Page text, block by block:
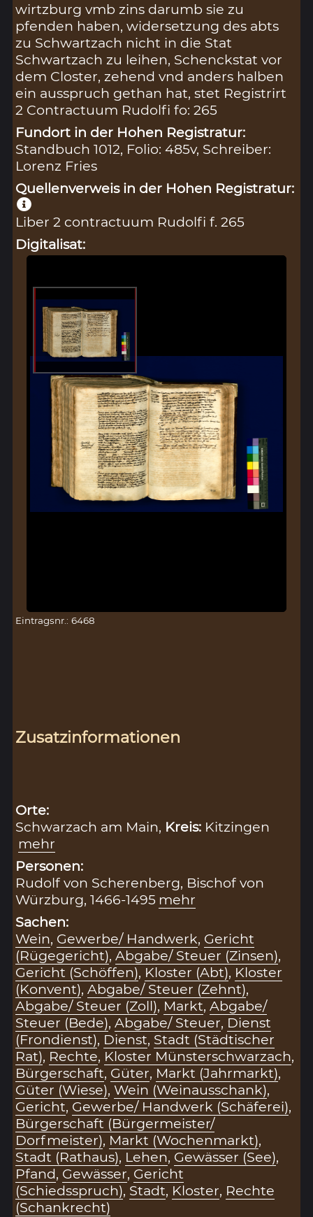
wirtzburg vmb zins darumb sie zu
pfenden haben, widersetzung des abts
zu Schwartzach nicht in die Stat
Schwartzach zu leihen, Schenckstat vor
dem Closter, zehend vnd anders halben
ein ausspruch gethan hat, stet Registrirt
2 Contractuum Rudolfi fo: 265
Fundort in der Hohen Registratur:
Standbuch 1012, Folio: 485v, Schreiber:
Lorenz Fries
Quellenverweis in der Hohen Registratur:
Liber 2 contractuum Rudolfi f. 265
Digitalisat:
Eintragsnr.: 6468
Zusatzinformationen
Orte:
Schwarzach am Main, Kreis: Kitzingen
mehr
Personen:
Rudolf von Scherenberg, Bischof von
Würzburg, 1466-1495 mehr
Sachen:
Wein, Gewerbe/ Handwerk, Gericht
(Rügegericht),Abgabe/ Steuer (Zinsen),
Gericht (Schöffen), Kloster (Abt), Kloster
(Konvent),Abgabe/ Steuer (Zehnt),
Abgabe/ Steuer (Zoll), Markt,Abgabe/
Steuer (Bede),Abgabe/ Steuer, Dienst
(Frondienst), Dienst, Stadt (Städtischer
Rat), Rechte, Kloster Münsterschwarzach,
Bürgerschaft, Güter, Markt (Jahrmarkt),
Güter (Wiese),Wein (Weinausschank),
Gericht, Gewerbe/ Handwerk (Schäferei),
Bürgerschaft (Bürgermeister/
Dorfmeister), Markt (Wochenmarkt),
Stadt (Rathaus), Lehen, Gewässer (See),
Pfand, Gewässer, Gericht
(Schiedsspruch), Stadt, Kloster, Rechte
(Schankrecht)